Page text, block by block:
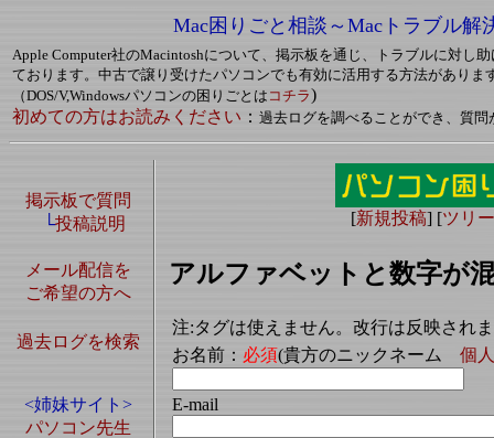
Mac困りごと相談～Macトラブル解
Apple Computer社のMacintoshについて、掲示板を通じ、トラブルに対し
ております。中古で譲り受けたパソコンでも有効に活用する方法がありま
（DOS/V,Windowsパソコンの困りごとは コチラ)
初めての方はお読みください ： 過去ログを調べることができ、質問
[新規投稿] [ツリ
アルファベットと数字が
注:タグは使えません。改行は反映され
お名前： 必須(貴方のニックネーム 個
E-mail
掲示板で質問
└投稿説明
メール配信を
ご希望の方へ
過去ログを検索
<姉妹サイト>
パソコン先生